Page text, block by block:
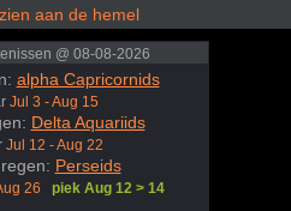
aan de hemel
@ 08-08-2026
alpha Capricornids
Jul 3 - Aug 15
Delta Aquariids
Jul 12 - Aug 22
Perseids
26 piek Aug 12 > 14